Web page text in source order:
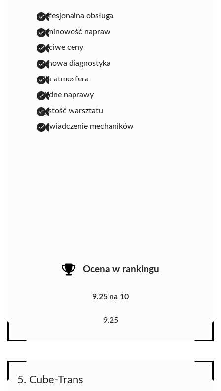
profesjonalna obsługa
terminowość napraw
uczciwe ceny
fachowa diagnostyka
miła atmosfera
solidne naprawy
czystość warsztatu
doświadczenie mechaników
Ocena w rankingu
9.25 na 10
9.25
5. Cube-Trans